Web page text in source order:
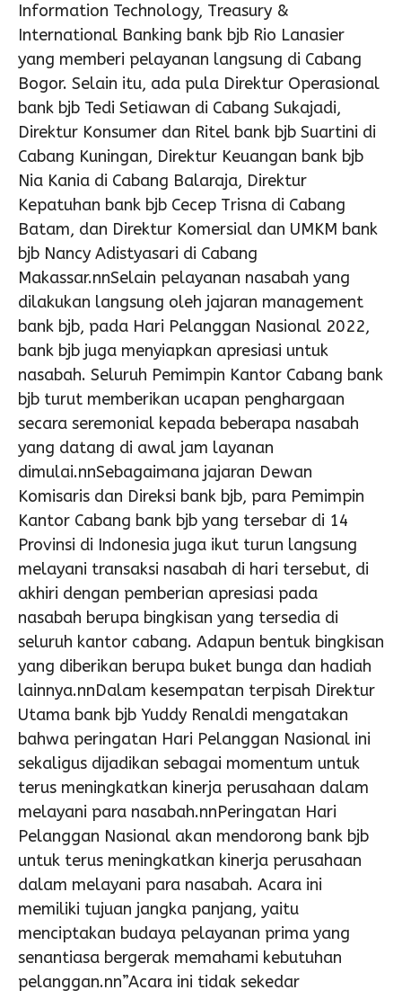
Information Technology, Treasury &
International Banking bank bjb Rio Lanasier
yang memberi pelayanan langsung di Cabang
Bogor. Selain itu, ada pula Direktur Operasional
bank bjb Tedi Setiawan di Cabang Sukajadi,
Direktur Konsumer dan Ritel bank bjb Suartini di
Cabang Kuningan, Direktur Keuangan bank bjb
Nia Kania di Cabang Balaraja, Direktur
Kepatuhan bank bjb Cecep Trisna di Cabang
Batam, dan Direktur Komersial dan UMKM bank
bjb Nancy Adistyasari di Cabang
Makassar.nnSelain pelayanan nasabah yang
dilakukan langsung oleh jajaran management
bank bjb, pada Hari Pelanggan Nasional 2022,
bank bjb juga menyiapkan apresiasi untuk
nasabah. Seluruh Pemimpin Kantor Cabang bank
bjb turut memberikan ucapan penghargaan
secara seremonial kepada beberapa nasabah
yang datang di awal jam layanan
dimulai.nnSebagaimana jajaran Dewan
Komisaris dan Direksi bank bjb, para Pemimpin
Kantor Cabang bank bjb yang tersebar di 14
Provinsi di Indonesia juga ikut turun langsung
melayani transaksi nasabah di hari tersebut, di
akhiri dengan pemberian apresiasi pada
nasabah berupa bingkisan yang tersedia di
seluruh kantor cabang. Adapun bentuk bingkisan
yang diberikan berupa buket bunga dan hadiah
lainnya.nnDalam kesempatan terpisah Direktur
Utama bank bjb Yuddy Renaldi mengatakan
bahwa peringatan Hari Pelanggan Nasional ini
sekaligus dijadikan sebagai momentum untuk
terus meningkatkan kinerja perusahaan dalam
melayani para nasabah.nnPeringatan Hari
Pelanggan Nasional akan mendorong bank bjb
untuk terus meningkatkan kinerja perusahaan
dalam melayani para nasabah. Acara ini
memiliki tujuan jangka panjang, yaitu
menciptakan budaya pelayanan prima yang
senantiasa bergerak memahami kebutuhan
pelanggan.nn”Acara ini tidak sekedar